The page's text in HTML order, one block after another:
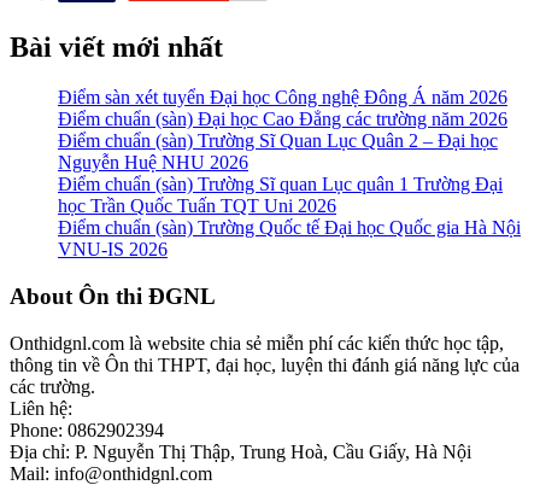
Bài viết mới nhất
Điểm sàn xét tuyển Đại học Công nghệ Đông Á năm 2026
Điểm chuẩn (sàn) Đại học Cao Đẳng các trường năm 2026
Điểm chuẩn (sàn) Trường Sĩ Quan Lục Quân 2 – Đại học
Nguyễn Huệ NHU 2026
Điểm chuẩn (sàn) Trường Sĩ quan Lục quân 1 Trường Đại
học Trần Quốc Tuấn TQT Uni 2026
Điểm chuẩn (sàn) Trường Quốc tế Đại học Quốc gia Hà Nội
VNU-IS 2026
Footer
About Ôn thi ĐGNL
Onthidgnl.com là website chia sẻ miễn phí các kiến thức học tập,
thông tin về Ôn thi THPT, đại học, luyện thi đánh giá năng lực của
các trường.
Liên hệ:
Phone: 0862902394
Địa chỉ: P. Nguyễn Thị Thập, Trung Hoà, Cầu Giấy, Hà Nội
Mail: info@onthidgnl.com